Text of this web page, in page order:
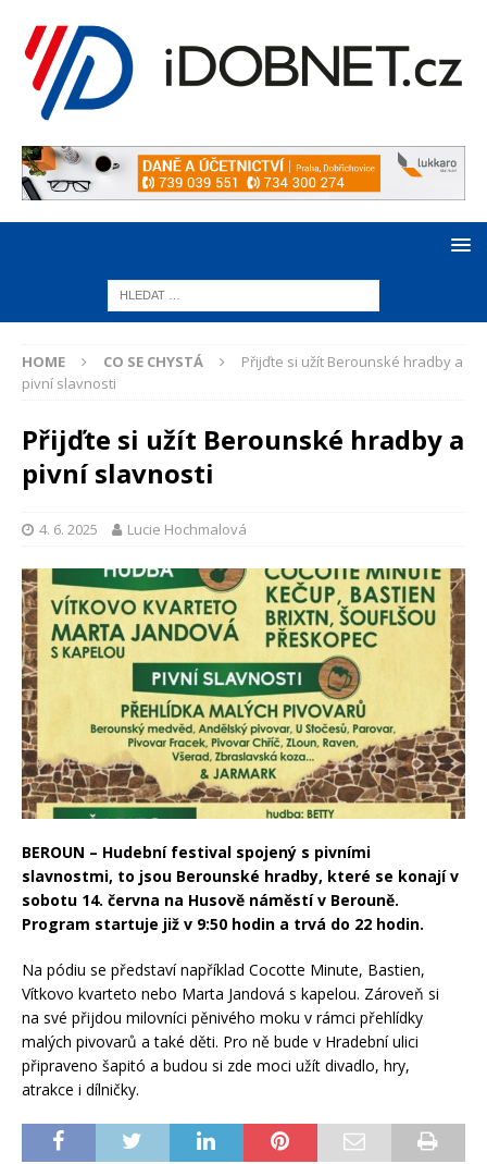
HOME CO SE CHYSTÁ
Přijďte si užít Berounské hradby a
pivní slavnosti
Přijďte si užít Berounské hradby a
pivní slavnosti
4. 6. 2025 Lucie Hochmalová
BEROUN – Hudební festival spojený s pivními
slavnostmi, to jsou Berounské hradby, které se konají v
sobotu 14. června na Husově náměstí v Berouně.
Program startuje již v 9:50 hodin a trvá do 22 hodin.
Na pódiu se představí například Cocotte Minute, Bastien,
Vítkovo kvarteto nebo Marta Jandová s kapelou. Zároveň si
na své přijdou milovníci pěnivého moku v rámci přehlídky
malých pivovarů a také děti. Pro ně bude v Hradební ulici
připraveno šapitó a budou si zde moci užít divadlo, hry,
atrakce i dílničky.